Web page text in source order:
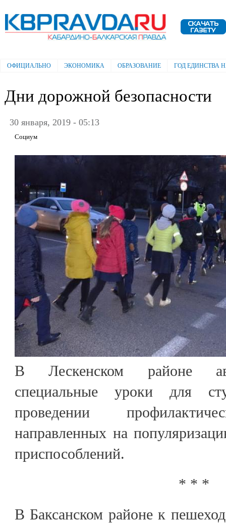
Электронная газета "Кабардино-
Балкарская правда"
Главное меню
ОФИЦИАЛЬНО ЭКОНОМИКА ОБРАЗОВАНИЕ ГОД ЕДИНСТВА
Дни дорожной безопасности
30 января, 2019 - 05:13
Социум
В Лескенском районе
специальные уроки для
проведении
направленных на
приспособлений.
* * *
В Баксанском районе к